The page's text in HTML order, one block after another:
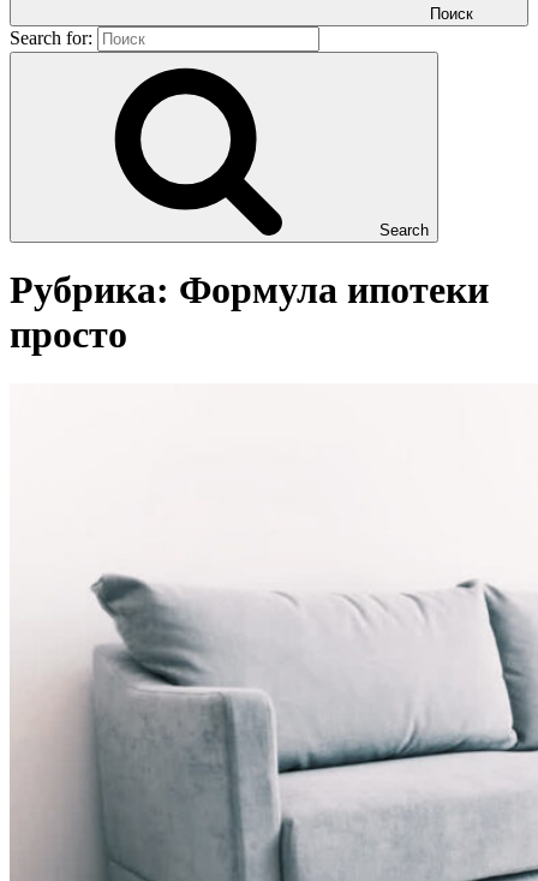
Поиск
Search for:
Search
Рубрика: Формула ипотеки
просто